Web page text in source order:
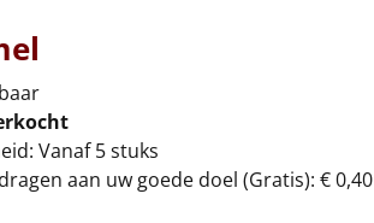
Vanaf 5 stuks
aan uw goede doel (Gratis): € 0,40